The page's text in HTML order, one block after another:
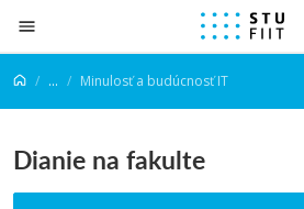
Prejsť na obsah
... Minulosť a budúcnosť IT
Dianie na fakulte